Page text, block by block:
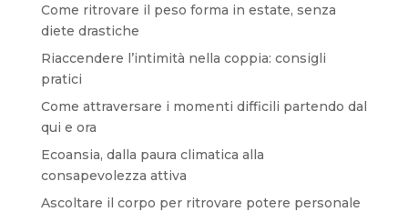
Come ritrovare il peso forma in estate, senza
diete drastiche
Riaccendere l’intimità nella coppia: consigli
pratici
Come attraversare i momenti difficili partendo dal
qui e ora
Ecoansia, dalla paura climatica alla
consapevolezza attiva
Ascoltare il corpo per ritrovare potere personale